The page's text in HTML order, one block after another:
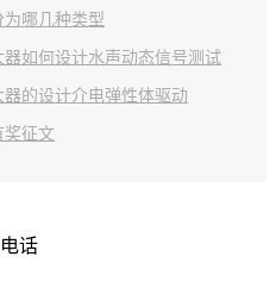
哪几种类型
器如何设计水声动态信号测试
器的设计介电弹性体驱动
奖征文